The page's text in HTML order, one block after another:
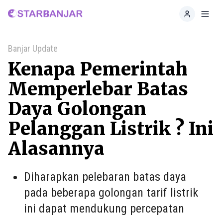
Home
Banjar Update
Kenapa Pemerintah
Memperlebar Batas
Daya Golongan
Pelanggan Listrik ? Ini
Alasannya
Diharapkan pelebaran batas daya
pada beberapa golongan tarif listrik
ini dapat mendukung percepatan